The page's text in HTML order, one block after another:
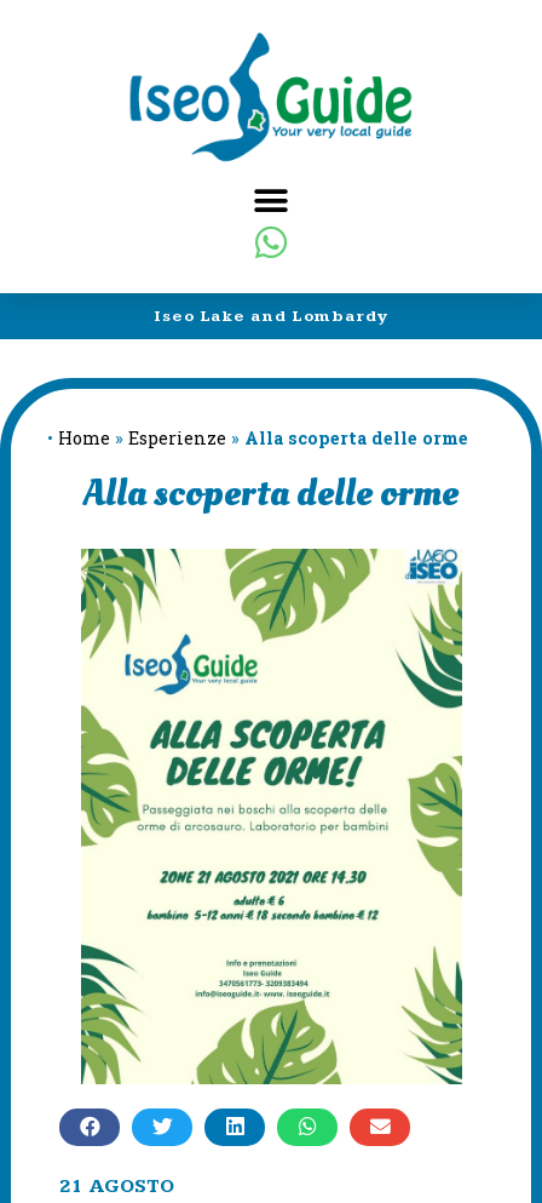
Iseo Lake and Lombardy
• Home » Esperienze » Alla scoperta delle orme
Alla scoperta delle orme
21 AGOSTO